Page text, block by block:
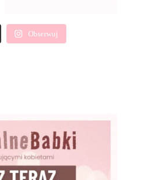
Obserwuj